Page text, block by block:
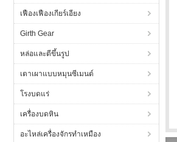
เฟืองเฟืองเกียร์เอียง
Girth Gear
หล่อและตีขึ้นรูป
เตาเผาแบบหมุนซีเมนต์
โรงบดแร่
เครื่องบดหิน
อะไหล่เครื่องจักรทำเหมือง